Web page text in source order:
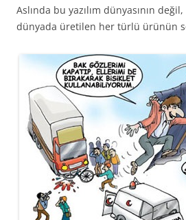
Aslında bu yazılım dünyasının
dünyada üretilen her türlü ürünün